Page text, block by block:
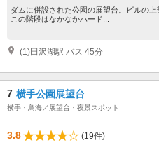
ダムに併設された公園の展望台。ビルの
この階段はなかなかハード...
(1)田沢湖駅 バス 45分
7 横手公園展望台
横手・鳥海／展望台・夜景スポット
3.8
(19件)